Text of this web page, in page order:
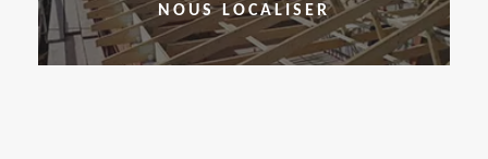
NOUS LOCALISER